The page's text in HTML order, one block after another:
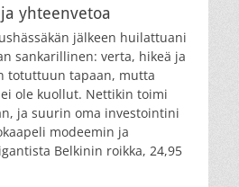
yhteenvetoa
jälkeen huilattuani
sankarillinen: verta, hikeä ja
totuttuun tapaan, mutta
ole kuollut. Nettikin toimi
ja suurin oma investointini
modeemin ja
Belkinin roikka, 24,95